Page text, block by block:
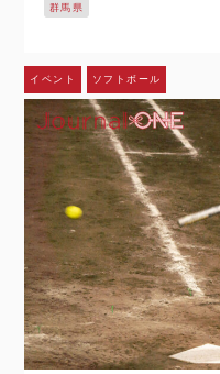
在、東地区2位に…
群馬県
イベント ソフトボール